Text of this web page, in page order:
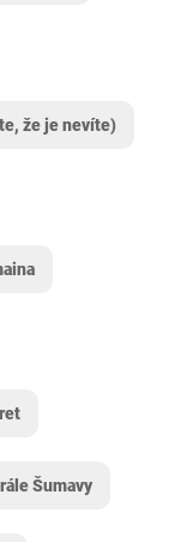
že je nevíte)
Šumavy